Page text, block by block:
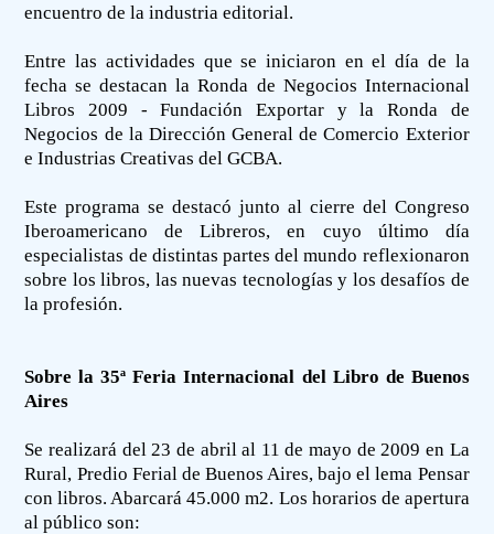
encuentro de la industria editorial.
Entre las actividades que se iniciaron en el día de la
fecha se destacan la Ronda de Negocios Internacional
Libros 2009 - Fundación Exportar y la Ronda de
Negocios de la Dirección General de Comercio Exterior
e Industrias Creativas del GCBA.
Este programa se destacó junto al cierre del Congreso
Iberoamericano de Libreros, en cuyo último día
especialistas de distintas partes del mundo reflexionaron
sobre los libros, las nuevas tecnologías y los desafíos de
la profesión.
Sobre la 35ª Feria Internacional del Libro de Buenos
Aires
Se realizará del 23 de abril al 11 de mayo de 2009 en La
Rural, Predio Ferial de Buenos Aires, bajo el lema Pensar
con libros. Abarcará 45.000 m2. Los horarios de apertura
al público son: